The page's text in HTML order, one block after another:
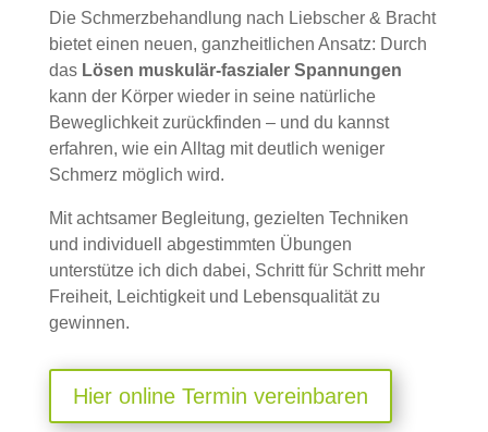
Die Schmerzbehandlung nach Liebscher & Bracht
bietet einen neuen, ganzheitlichen Ansatz: Durch
das Lösen muskulär-faszialer Spannungen
kann der Körper wieder in seine natürliche
Beweglichkeit zurückfinden – und du kannst
erfahren, wie ein Alltag mit deutlich weniger
Schmerz möglich wird.
Mit achtsamer Begleitung, gezielten Techniken
und individuell abgestimmten Übungen
unterstütze ich dich dabei, Schritt für Schritt mehr
Freiheit, Leichtigkeit und Lebensqualität zu
gewinnen.
Hier online Termin vereinbaren